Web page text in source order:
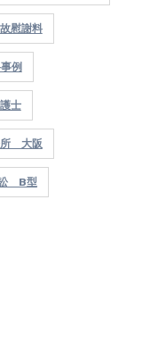
慰謝料
例
士
所 大阪
B型